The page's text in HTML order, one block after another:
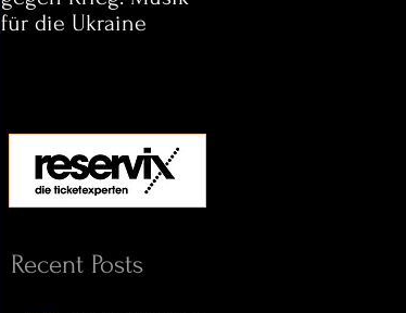
für die Ukraine
Recent Posts